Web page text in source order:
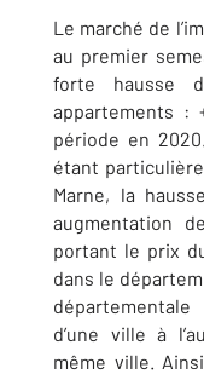
Le marché de
au premier
forte hausse
appartements :
période en
étant
Marne, la
augmentation
portant le prix
dans le
départementale
d’une ville à
même ville.